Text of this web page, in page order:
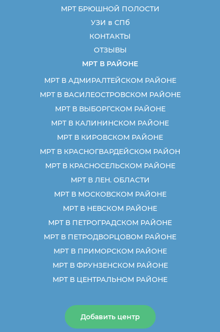
МРТ БРЮШНОЙ ПОЛОСТИ
УЗИ в СПб
КОНТАКТЫ
ОТЗЫВЫ
МРТ В РАЙОНЕ
МРТ В АДМИРАЛТЕЙСКОМ РАЙОНЕ
МРТ В ВАСИЛЕОСТРОВСКОМ РАЙОНЕ
МРТ В ВЫБОРГСКОМ РАЙОНЕ
МРТ В КАЛИНИНСКОМ РАЙОНЕ
МРТ В КИРОВСКОМ РАЙОНЕ
МРТ В КРАСНОГВАРДЕЙСКОМ РАЙОН
МРТ В КРАСНОСЕЛЬСКОМ РАЙОНЕ
МРТ В ЛЕН. ОБЛАСТИ
МРТ В МОСКОВСКОМ РАЙОНЕ
МРТ В НЕВСКОМ РАЙОНЕ
МРТ В ПЕТРОГРАДСКОМ РАЙОНЕ
МРТ В ПЕТРОДВОРЦОВОМ РАЙОНЕ
МРТ В ПРИМОРСКОМ РАЙОНЕ
МРТ В ФРУНЗЕНСКОМ РАЙОНЕ
МРТ В ЦЕНТРАЛЬНОМ РАЙОНЕ
Добавить центр